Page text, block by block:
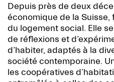
Depuis près de deux
économique de la
du logement social. Elle
de réflexions et
d’habiter, adaptés à la
société contemporaine.
les coopératives